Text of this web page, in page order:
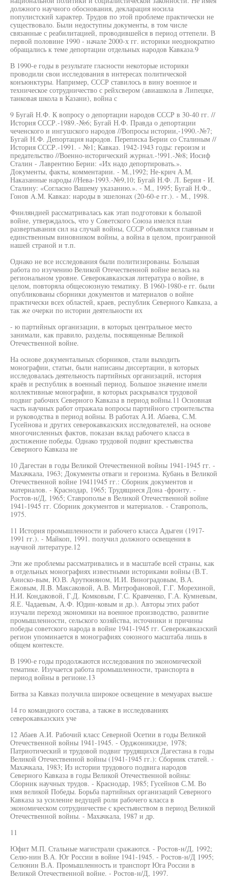
должного научного обоснования, декларация носила
популистский характер. Трудов по этой проблеме практически не
существовало. Были недоступны документы, в том числе
связанные с реабилитацией, проводившейся в период оттепели. В
первой половине 1990 - начале 2000-х гг. историки неоднократно
обращались к теме депортации отдельных народов Кавказа.9
В 1990-е годы в результате гласности некоторые историки
проводили свои исследования в интересах политической
конъюнктуры. Например, СССР ставилось в вину военное и
техническое сотрудничество с рейхсвером (авиашкола в Липецке,
танковая школа в Казани), война с
9 Бугай Н.Ф. К вопросу о депортации народов СССР в 30-40 гг. //
История СССР.-1989.-№6; Бугай Н.Ф. Правда о депортации
чеченского и ингушского народов //Вопросы истории,-1990.-№7;
Бугай Н.Ф. Депортация народов. Переписка Берии со Сталиным //
История СССР.-1991. - №1; Кавказ. 1942-1943 годы: героизм и
предательство //Военно-исторический журнал.-!991.-№8; Иосиф
Сталин - Лаврентию Берии: «Их надо депортировать.».
Документы, факты, комментарии. - М.,1992; Не-крич А.М.
Наказанные народы //Нева-1993.-№9,10; Бугай Н.Ф. Л. Берия - И.
Сталину: «Согласно Вашему указанию.». - М., 1995; Бугай Н.Ф.,
Гонов A.M. Кавказ: народы в эшелонах (20-60-е гг.). - М., 1998.
Финляндией рассматривалась как этап подготовки к большой
войне, утверждалось, что у Советского Союза имелся план
развертывания сил на случай войны, СССР объявлялся главным и
единственным виновником войны, а война в целом, проигранной
нашей страной и т.п.
Однако не все исследования были политизированы. Большая
работа по изучению Великой Отечественной войне велась на
региональном уровне. Северокавказская литература о войне, в
целом, повторяла общесоюзную тематику. В 1960-1980-е гг. были
опубликованы сборники документов и материалов о войне
практически всех областей, краев, республик Северного Кавказа, а
так же очерки по истории деятельности их
- ю партийных организации, в которых центральное место
занимали, как правило, разделы, посвященные Великой
Отечественной войне.
На основе документальных сборников, стали выходить
монографии, статьи, были написаны диссертации, в которых
исследовалась деятельность партийных организаций, история
краёв и республик в военный период. Большое значение имели
коллективные монографии, в которых раскрывался трудовой
подвиг рабочих Северного Кавказа в период войны.11 Основная
часть научных работ отражала вопросы партийного строительства
и руководства в период войны. В работах А.И. Абаева, С.М.
Гусейнова и других северокавказских исследователей, на основе
многочисленных фактов, показан вклад рабочего класса в
достижение победы. Однако трудовой подвиг крестьянства
Северного Кавказа не
10 Дагестан в годы Великой Отечественной войны 1941-1945 гг. -
Махачкала, 1963; Документы отваги и героизма. Кубань в Великой
Отечественной войне 19411945 гг.: Сборник документов и
материалов. - Краснодар, 1965; Трудящиеся Дона -фронту. -
Ростов-н/Д, 1965; Ставрополье в Великой Отечественной войне
1941-1945 гг. Сборник документов и материалов. - Ставрополь,
1975.
11 История промышленности и рабочего класса Адыгеи (1917-
1991 гг.). - Майкоп, 1991. получил должного освещения в
научной литературе.12
Эти же проблемы рассматривались и в масштабе всей страны, как
в отдельных монографиях известными историками войны (В.Т.
Аниско-вым, Ю.В. Арутюняном, И.И. Виноградовым, В.А.
Ежовым, JI.B. Максаковой, А.В. Митрофановой, Г.Г. Морехиной,
Н.И. Кондаковой, Г.Д. Комковым, Г.С. Кравченко, Г.А. Кумневым,
Я.Е. Чадаевым, А.Ф. Юдин-ковым и др.). Авторы этих работ
изучали переход экономики на военное производство, развитие
промышленности, сельского хозяйства, источники и причины
победы советского народа в войне 1941-1945 гг. Северокавказский
регион упоминается в монографиях союзного масштаба лишь в
общем контексте.
В 1990-е годы продолжаются исследования по экономической
тематике. Изучается работа промышленности, транспорта в
период войны в регионе.13
Битва за Кавказ получила широкое освещение в мемуарах высше
14 го командного состава, а также в исследованиях
северокавказских уче
12 Абаев А.И. Рабочий класс Северной Осетии в годы Великой
Отечественной войны 1941-1945. - Орджоникидзе, 1978;
Патриотический и трудовой подвиг трудящихся Дагестана в годы
Великой Отечественной войны (1941-1945 гг.): Сборник статей. -
Махачкала, 1983; Из истории трудового подвига народов
Северного Кавказа в годы Великой Отечественной войны:
Сборник научных трудов. - Краснодар, 1985; Гусейнов С.М. Во
имя великой Победы. Борьба партийных организаций Северного
Кавказа за усиление ведущей роли рабочего класса в
экономическом сотрудничестве с крестьянством в период Великой
Отечественной войны. - Махачкала, 1987 и др.
11
Юфит М.П. Стальные магистрали сражаются. - Ростов-н/Д, 1992;
Селю-нин В.А. Юг России в войне 1941-1945. - Ростов-н/Д 1995;
Селюнин В.А. Промышленность и транспорт Юга России в
Великой Отечественной войне. - Ростов-н/Д, 1997.